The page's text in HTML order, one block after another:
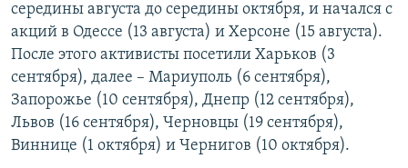
середины августа до середины октября, и начался с
акций в Одессе (13 августа) и Херсоне (15 августа).
После этого активисты посетили Харьков (3
сентября), далее – Мариуполь (6 сентября),
Запорожье (10 сентября), Днепр (12 сентября),
Львов (16 сентября), Черновцы (19 сентября),
Виннице (1 октября) и Чернигов (10 октября).